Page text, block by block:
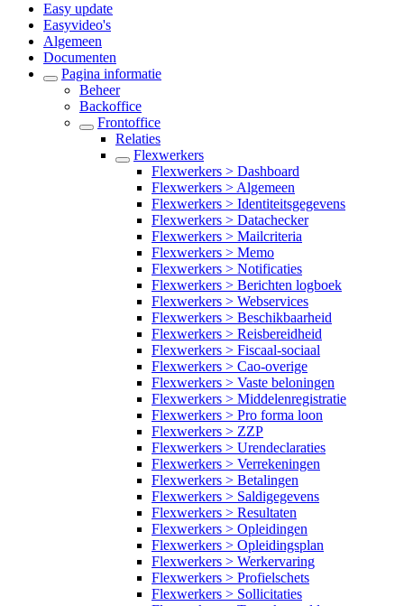
Easy update
Easyvideo's
Algemeen
Documenten
Pagina informatie
Beheer
Backoffice
Frontoffice
Relaties
Flexwerkers
Flexwerkers > Dashboard
Flexwerkers > Algemeen
Flexwerkers > Identiteitsgegevens
Flexwerkers > Datachecker
Flexwerkers > Mailcriteria
Flexwerkers > Memo
Flexwerkers > Notificaties
Flexwerkers > Berichten logboek
Flexwerkers > Webservices
Flexwerkers > Beschikbaarheid
Flexwerkers > Reisbereidheid
Flexwerkers > Fiscaal-sociaal
Flexwerkers > Cao-overige
Flexwerkers > Vaste beloningen
Flexwerkers > Middelenregistratie
Flexwerkers > Pro forma loon
Flexwerkers > ZZP
Flexwerkers > Urendeclaraties
Flexwerkers > Verrekeningen
Flexwerkers > Betalingen
Flexwerkers > Saldigegevens
Flexwerkers > Resultaten
Flexwerkers > Opleidingen
Flexwerkers > Opleidingsplan
Flexwerkers > Werkervaring
Flexwerkers > Profielschets
Flexwerkers > Sollicitaties